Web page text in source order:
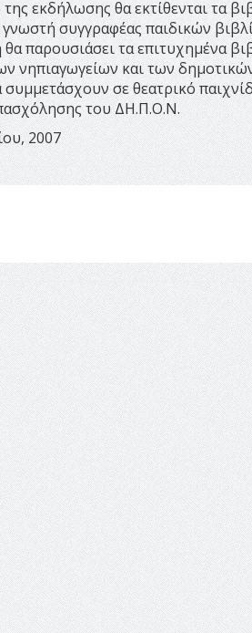
εκδήλωσης θα εκτίθενται τα
γνωστή συγγραφέας παιδικών
παρουσιάσει τα επιτυχημένα
νηπιαγωγείων και των
σε θεατρικό
του ΔΗ.Π.Ο.Ν.
2007